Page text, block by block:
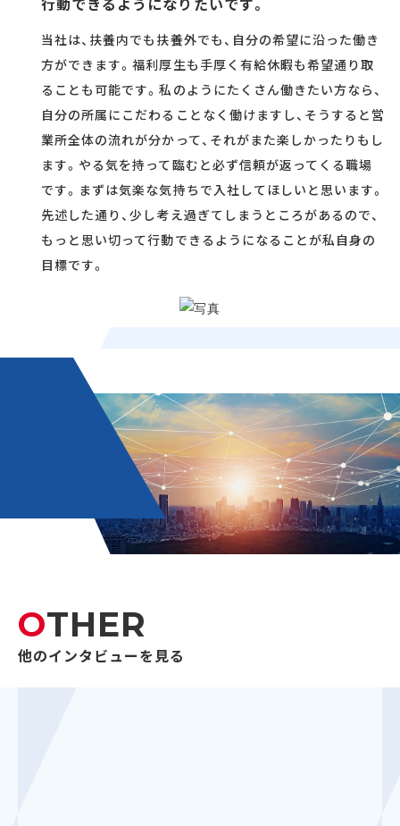
当社は、扶養内でも扶養外でも、自分の希望に沿った働き
方ができます。福利厚生も手厚く有給休暇も希望通り取
ることも可能です。私のようにたくさん働きたい方なら、
自分の所属にこだわることなく働けますし、そうすると営
業所全体の流れが分かって、それがまた楽しかったりもし
ます。やる気を持って臨むと必ず信頼が返ってくる職場
です。まずは気楽な気持ちで入社してほしいと思います。
先述した通り、少し考え過ぎてしまうところがあるので、
もっと思い切って行動できるようになることが私自身の
目標です。
OTHER
他のインタビューを見る